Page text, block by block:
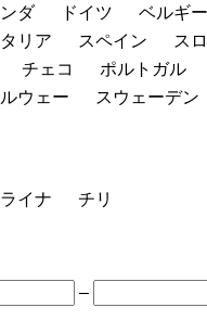
ダ ドイツ ベルギー
リア スペイン ス
チェコ ポルトガル
ルウェー スウェーデン
イナ
チリ
–